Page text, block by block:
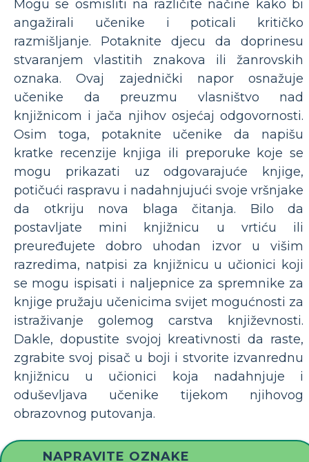
Mogu se osmisliti na različite načine kako bi
angažirali učenike i poticali kritičko
razmišljanje. Potaknite djecu da doprinesu
stvaranjem vlastitih znakova ili žanrovskih
oznaka. Ovaj zajednički napor osnažuje
učenike da preuzmu vlasništvo nad
knjižnicom i jača njihov osjećaj odgovornosti.
Osim toga, potaknite učenike da napišu
kratke recenzije knjiga ili preporuke koje se
mogu prikazati uz odgovarajuće knjige,
potičući raspravu i nadahnjujući svoje vršnjake
da otkriju nova blaga čitanja. Bilo da
postavljate mini knjižnicu u vrtiću ili
preuređujete dobro uhodan izvor u višim
razredima, natpisi za knjižnicu u učionici koji
se mogu ispisati i naljepnice za spremnike za
knjige pružaju učenicima svijet mogućnosti za
istraživanje golemog carstva književnosti.
Dakle, dopustite svojoj kreativnosti da raste,
zgrabite svoj pisač u boji i stvorite izvanrednu
knjižnicu u učionici koja nadahnjuje i
oduševljava učenike tijekom njihovog
obrazovnog putovanja.
NAPRAVITE OZNAKE